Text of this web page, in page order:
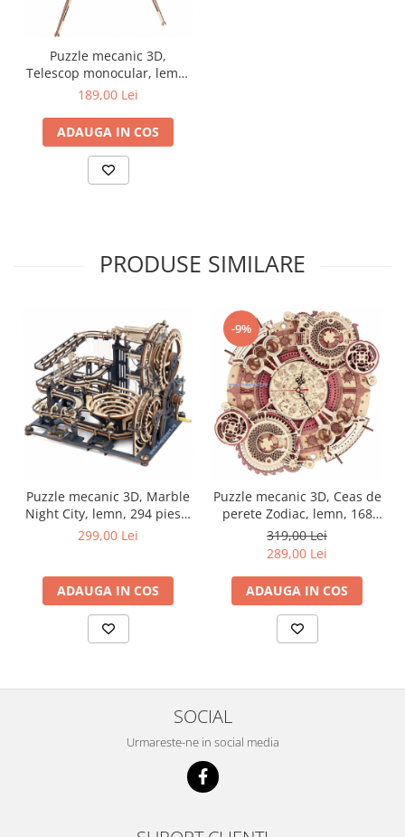
Puzzle mecanic 3D,
Telescop monocular, lemn,
314 piese, ST004
189,00 Lei
ADAUGA IN COS
PRODUSE SIMILARE
Puzzle mecanic 3D, Marble
Night City, lemn, 294 piese,
LGA01
299,00 Lei
ADAUGA IN COS
-9%
Puzzle mecanic 3D, Ceas de
perete Zodiac, lemn, 168
piese, LC601
319,00 Lei
289,00 Lei
ADAUGA IN COS
SOCIAL
Urmareste-ne in social media